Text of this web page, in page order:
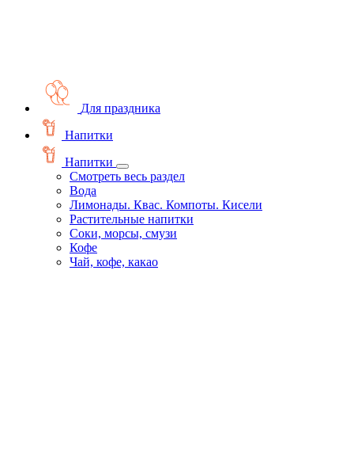
Для праздника
Напитки
Напитки
Смотреть весь раздел
Вода
Лимонады. Квас. Компоты. Кисели
Растительные напитки
Соки, морсы, смузи
Кофе
Чай, кофе, какао